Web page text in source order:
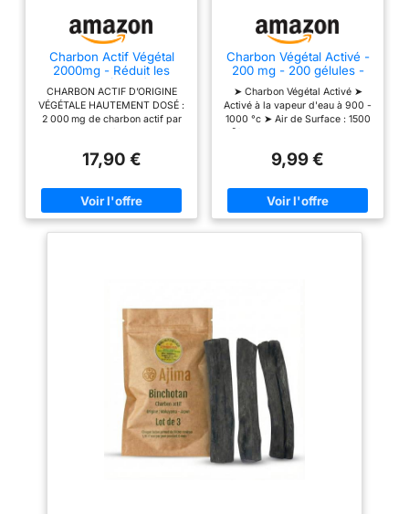
Charbon Actif Végétal
2000mg - Réduit les
Flatulences (EFSA) - 240
Gélules
CHARBON ACTIF D’ORIGINE
VÉGÉTALE HAUTEMENT DOSÉ :
2 000 mg de charbon actif par
activé selon un procédé en
NATURELLE : Charbon obtenu à
partir de noix de coco, sans
additifs chimiques – transformé
et 4 après les repas) – facile à
intégrer dans une routine
quotidienne. SANS ADDITIFS
CONTROVERSÉS : Sans gluten,
lactose, sucre, gélatine,
colorants artificiels ni arômes –
convient à différents régimes
alimentaires. FABRICATION
FRANÇAISE : Ce complément
alimentaire est fabriqué en
France dans nos laboratoires en
Vendée, dans le respect des
17,90 €
Charbon Végétal Activé -
200 mg - 200 gélules -
➤ Charbon Végétal Activé ➤
Activé à la vapeur d'eau à 900 -
1000 °c ➤ Air de Surface : 1500
9,99 €